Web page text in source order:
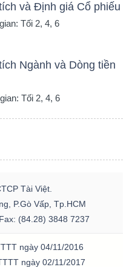
và Định giá Cổ phiếu
Tối 2, 4, 6
Ngành và Dòng tiền
Tối 2, 4, 6
Tài Việt.
P.Gò Vấp, Tp.HCM
(84.28) 3848 7237
ngày 04/11/2016
ngày 02/11/2017